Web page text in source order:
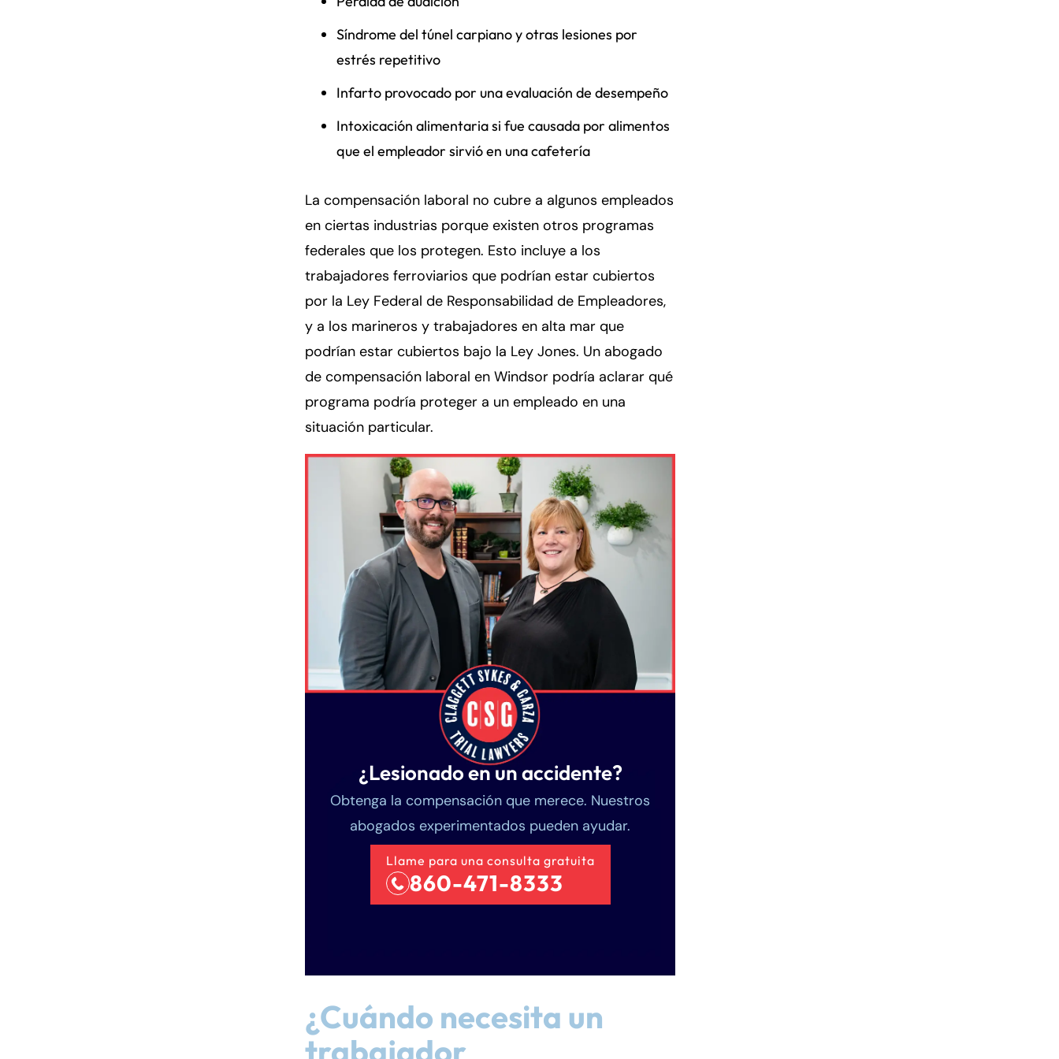
Síndrome del túnel carpiano y otras lesiones por
estrés repetitivo
Infarto provocado por una evaluación de desempeño
Intoxicación alimentaria si fue causada por alimentos
que el empleador sirvió en una cafetería
La compensación laboral no cubre a algunos empleados
en ciertas industrias porque existen otros programas
federales que los protegen. Esto incluye a los
trabajadores ferroviarios que podrían estar cubiertos
por la Ley Federal de Responsabilidad de Empleadores,
y a los marineros y trabajadores en alta mar que
podrían estar cubiertos bajo la Ley Jones. Un abogado
de compensación laboral en Windsor podría aclarar qué
programa podría proteger a un empleado en una
situación particular.
¿Lesionado en un accidente?
Obtenga la compensación que merece. Nuestros
abogados experimentados pueden ayudar.
Llame para una consulta gratuita
860-471-8333
¿Cuándo necesita un